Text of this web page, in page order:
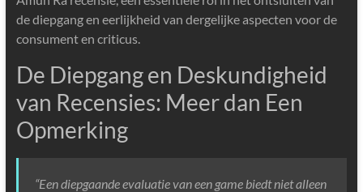
de diepgang en eerlijkheid van dergelijke aspecten voor de
consument en criticus.
De Diepgang en Deskundigheid
van Recensies: Meer dan Een
Opmerking
“Een diepgaande evaluatie van een game biedt niet alleen